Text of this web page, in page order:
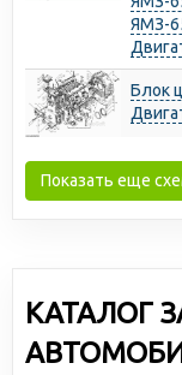
ЯМЗ-
Блок
Показать еще
КАТАЛОГ